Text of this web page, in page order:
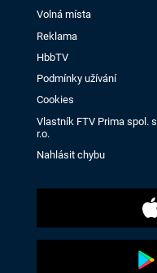
Volná místa
Reklama
HbbTV
Podmínky užívání
Cookies
Vlastník FTV Prima spol. s
r.o.
Nahlásit chybu